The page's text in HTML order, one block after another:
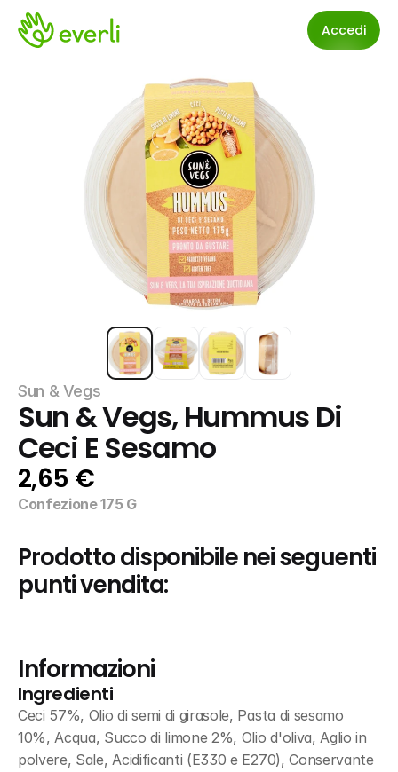
Accedi
Sun & Vegs
Sun & Vegs, Hummus Di
Ceci E Sesamo
2,65 €
Confezione 175 G
Prodotto disponibile nei seguenti
punti vendita:
Informazioni
Ingredienti
Ceci 57%, Olio di semi di girasole, Pasta di sesamo
10%, Acqua, Succo di limone 2%, Olio d'oliva, Aglio in
polvere, Sale, Acidificanti (E330 e E270), Conservante